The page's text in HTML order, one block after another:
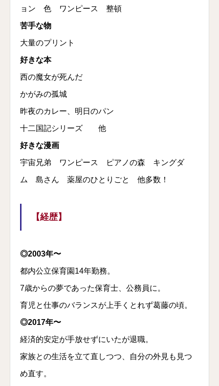
ョン 色 ワンピース 整頓
苦手な物
大量のプリント
好きな本
西の魔女が死んだ
かがみの孤城
昨夜のカレー、明日のパン
十二国記シリーズ 他
好きな漫画
宇宙兄弟 ワンピース ピアノの森 キングダ
ム 島さん 薬屋のひとりごと 他多数！
【経歴】
◎2003年〜
都内公立保育園14年勤務。
7歳からの夢であった保育士、公務員に。
育児と仕事のバランスが上手くとれず葛藤の頃。
◎2017年〜
経済的安定が手放せずにいたが退職。
家族との生活を立て直しつつ、自分の外見も見つ
め直す。